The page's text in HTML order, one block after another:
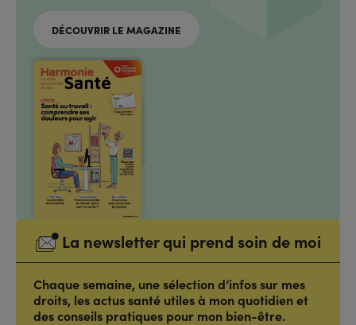
DÉCOUVRIR LE MAGAZINE
La newsletter qui prend soin de moi
Chaque semaine, une sélection d’infos sur mes
droits, les actus santé utiles à mon quotidien et
des conseils pratiques pour mon bien-être.